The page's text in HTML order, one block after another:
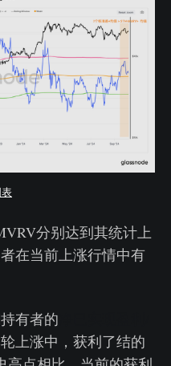
分别达到其统计上
在当前上涨行情中有
有者的
上涨中，获利了结的